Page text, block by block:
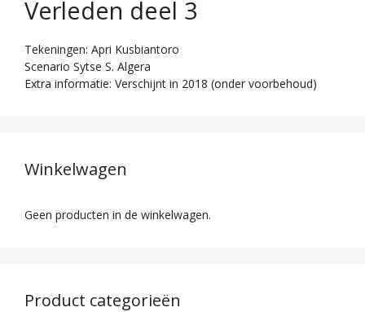
Verleden deel 3
Tekeningen: Apri Kusbiantoro
Scenario Sytse S. Algera
Extra informatie: Verschijnt in 2018 (onder voorbehoud)
Winkelwagen
Geen producten in de winkelwagen.
Product categorieën